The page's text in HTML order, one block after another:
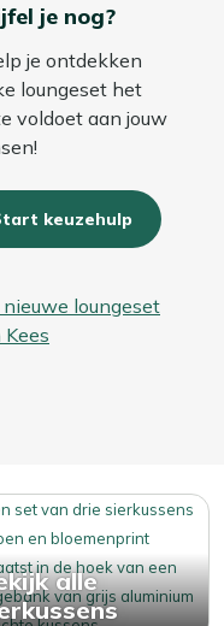
je nog?
je ontdekken
loungeset het
voldoet aan jouw
keuzehulp
loungeset
alle